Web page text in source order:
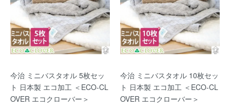
今治 ミニバスタオル 5枚セッ
ト 日本製 エコ加工 ＜ECO-CL
OVER エコクローバー＞
今治 ミニバスタオル 10枚セッ
ト 日本製 エコ加工 ＜ECO-CL
OVER エコクローバー＞